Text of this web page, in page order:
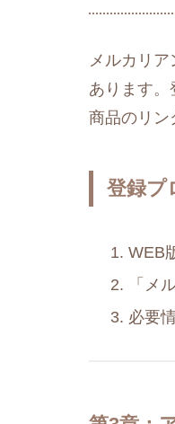
メルカリ
あります。
商品のリン
登録プ
WEB
「メ
必要